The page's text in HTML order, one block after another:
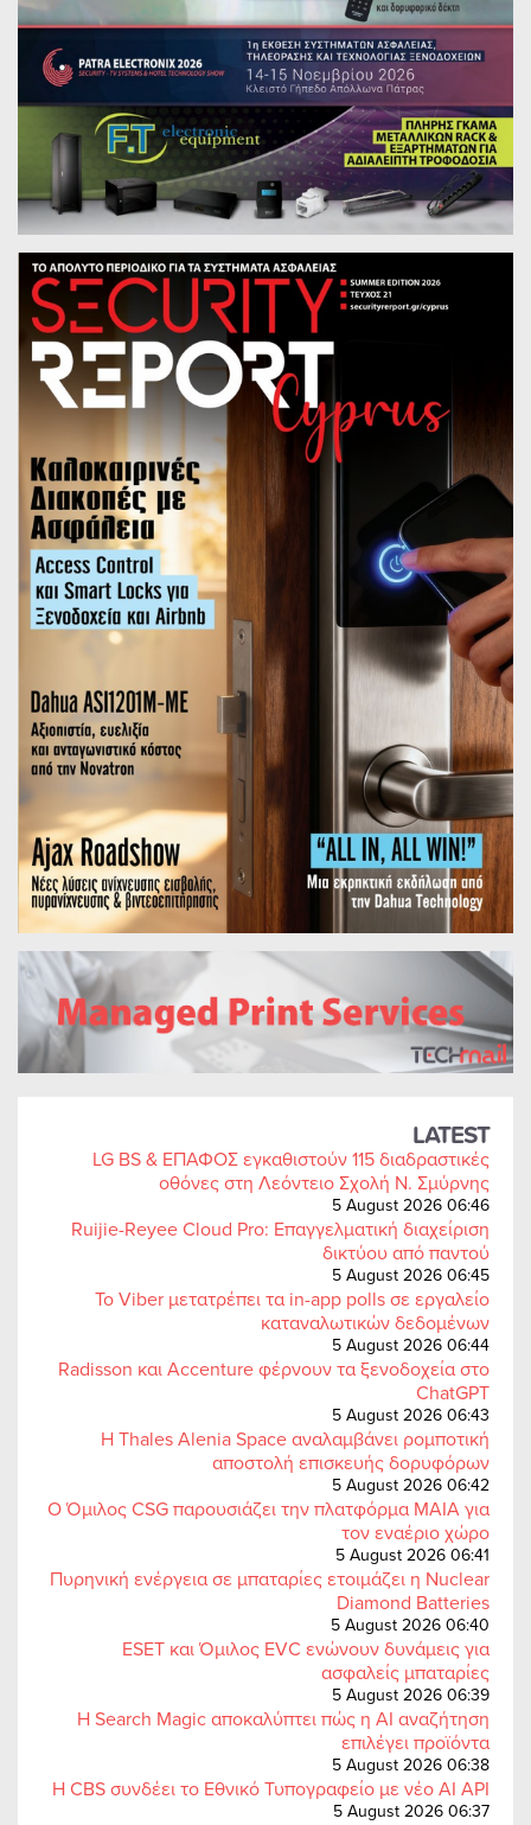
LATEST
LG BS & ΕΠΑΦΟΣ εγκαθιστούν 115 διαδραστικές
οθόνες στη Λεόντειο Σχολή Ν. Σμύρνης
5 August 2026 06:46
Ruijie-Reyee Cloud Pro: Επαγγελματική διαχείριση
δικτύου από παντού
5 August 2026 06:45
Το Viber μετατρέπει τα in-app polls σε εργαλείο
καταναλωτικών δεδομένων
5 August 2026 06:44
Radisson και Accenture φέρνουν τα ξενοδοχεία στο
ChatGPT
5 August 2026 06:43
Η Thales Alenia Space αναλαμβάνει ρομποτική
αποστολή επισκευής δορυφόρων
5 August 2026 06:42
Ο Όμιλος CSG παρουσιάζει την πλατφόρμα MAIA για
τον εναέριο χώρο
5 August 2026 06:41
Πυρηνική ενέργεια σε μπαταρίες ετοιμάζει η Nuclear
Diamond Batteries
5 August 2026 06:40
ESET και Όμιλος EVC ενώνουν δυνάμεις για
ασφαλείς μπαταρίες
5 August 2026 06:39
Η Search Magic αποκαλύπτει πώς η AI αναζήτηση
επιλέγει προϊόντα
5 August 2026 06:38
Η CBS συνδέει το Εθνικό Τυπογραφείο με νέο AI API
5 August 2026 06:37